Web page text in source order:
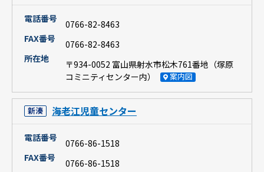
電話番号
0766-82-8463
FAX番号
0766-82-8463
所在地
〒934-0052 富山県射水市松木761番地（塚原
コミニティセンター内）
案内図
新湊 海老江児童センター
電話番号
0766-86-1518
FAX番号
0766-86-1518